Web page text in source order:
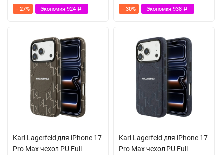
- 27% Экономия 924 Р - 30% Экономия 938 Р
Karl Lagerfeld для iPhone 17
Pro Max чехол PU Full
Karl Lagerfeld для iPhone 17
Pro Max чехол PU Full